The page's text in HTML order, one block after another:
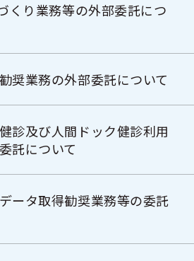
くり業務等の外部委託につ
奨業務の外部委託について
診及び人間ドック健診利用
託について
ータ取得勧奨業務等の委託